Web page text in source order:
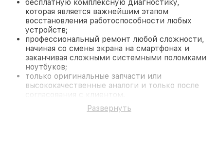
бесплатную комплексную диагностику,
которая является важнейшим этапом
восстановления работоспособности любых
устройств;
профессиональный ремонт любой сложности,
начиная со смены экрана на смартфонах и
заканчивая сложными системными поломками
ноутбуков;
только оригинальные запчасти или
высококачественные аналоги и только после
согласования с клиентом.
На все работы и замененные комплектующие
предоставляется длительная гарантия. В случае
Развернуть